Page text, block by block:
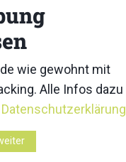
wie gewohnt mit
Alle Infos dazu
Datenschutzerklärung